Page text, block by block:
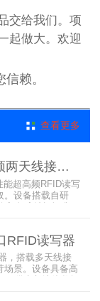
交给我们。项
起做大。欢迎
赖。
查看更多
Impinj英频杰Speedway R220超高频两天线接口RFID读写器
能超高频RFID读写
。设备搭载自研
RFID读写器
，搭载多天线接
场景。设备具备高